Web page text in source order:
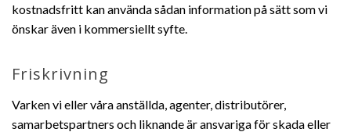
kostnadsfritt kan använda sådan information på sätt som vi
önskar även i kommersiellt syfte.
Friskrivning
Varken vi eller våra anställda, agenter, distributörer,
samarbetspartners och liknande är ansvariga för skada eller